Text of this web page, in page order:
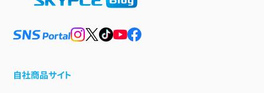
自社商品サイト